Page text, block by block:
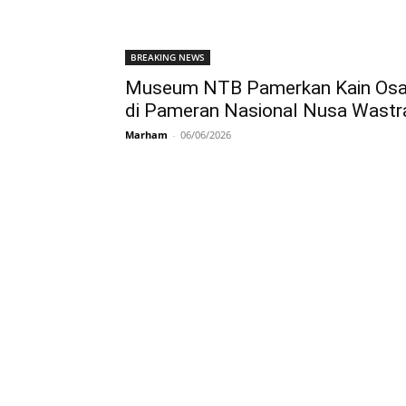
BREAKING NEWS
Museum NTB Pamerkan Kain
di Pameran Nasional Nusa
Marham - 06/06/2026